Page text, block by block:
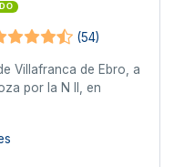
(54)
Villafranca de Ebro, a
por la N II, en